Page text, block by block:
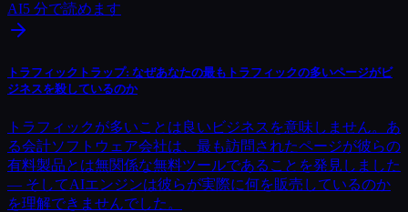
AI5 分で読めます
トラフィックトラップ: なぜあなたの最もトラフィックの多いページがビ
ジネスを殺しているのか
トラフィックが多いことは良いビジネスを意味しません。あ
る会計ソフトウェア会社は、最も訪問されたページが彼らの
有料製品とは無関係な無料ツールであることを発見しました
— そしてAIエンジンは彼らが実際に何を販売しているのか
を理解できませんでした。